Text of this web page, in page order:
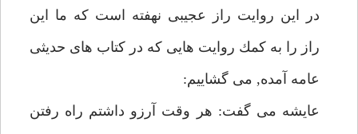
در اين روايت راز عجيبى نهفته است كه ما اين
راز را به كمك روايت هايى كه در كتاب هاى حديثى
عامه آمده, مى گشاييم:
عايشه مى گفت: هر وقت آرزو داشتم راه رفتن